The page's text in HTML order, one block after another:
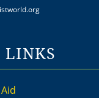
LINKS